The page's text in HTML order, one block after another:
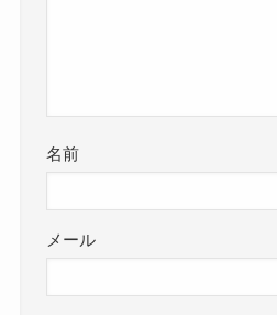
名前
メール